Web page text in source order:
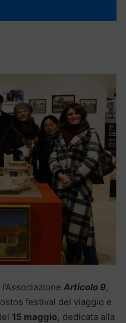
l’Associazione Articolo 9,
festival del viaggio e
15 maggio, dedicata alla